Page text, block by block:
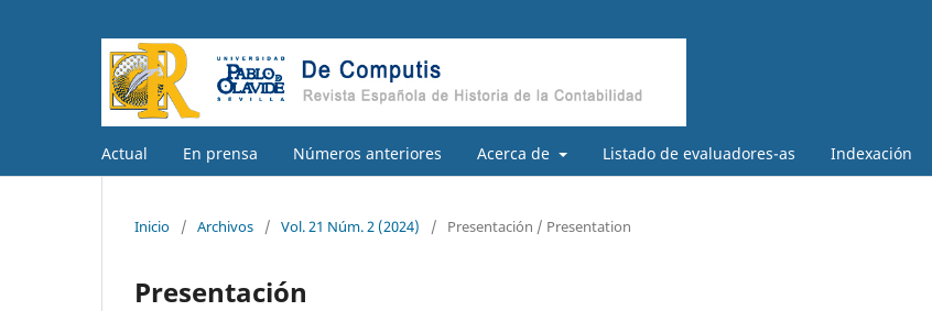
Actual En prensa Números anteriores Acerca de Listado de evaluadores-as Indexación
Inicio / Archivos / Vol. 21 Núm. 2 (2024) / Presentación / Presentation
Presentación